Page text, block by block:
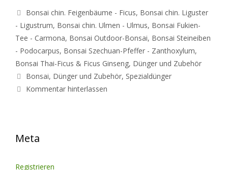
Kategorien
Bonsai chin. Feigenbäume - Ficus, Bonsai chin. Liguster
- Ligustrum, Bonsai chin. Ulmen - Ulmus, Bonsai Fukien-
Tee - Carmona, Bonsai Outdoor-Bonsai, Bonsai Steineiben
- Podocarpus, Bonsai Szechuan-Pfeffer - Zanthoxylum,
Bonsai Thai-Ficus & Ficus Ginseng, Dünger und Zubehör
Schlagwörter
Bonsai, Dünger und Zubehör, Spezialdünger
Kommentar hinterlassen
Meta
Registrieren